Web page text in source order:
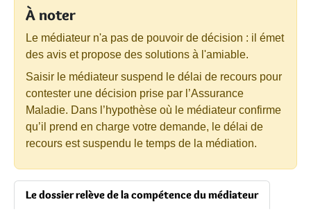
À noter
Le médiateur n'a pas de pouvoir de décision : il émet
des avis et propose des solutions à l'amiable.
Saisir le médiateur suspend le délai de recours pour
contester une décision prise par l’Assurance
Maladie. Dans l’hypothèse où le médiateur confirme
qu’il prend en charge votre demande, le délai de
recours est suspendu le temps de la médiation.
Le dossier relève de la compétence du médiateur